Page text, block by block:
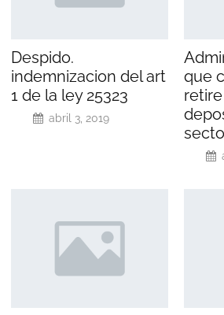
Despido.
indemnizacion del art
1 de la ley 25323
abril 3, 2019
que